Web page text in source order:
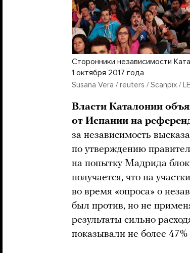
Сторонники независимости
1 октября 2017 года
Susana Vera / reuters / Scanpix /
Власти Каталонии
от Испании на
за независимость
по утверждению
на попытку Мадрида
получается, что на
во время «опроса» о
был против, но не
результаты сильно
показывали не более